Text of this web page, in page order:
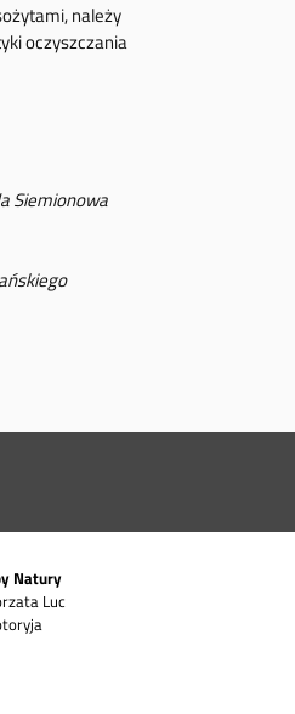
należy
oczyszczania
Siemionowa
Natury
Luc